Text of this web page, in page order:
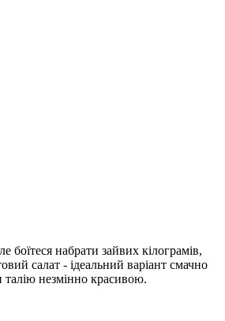
боїтеся набрати зайвих кілограмів,
салат - ідеальний варіант смачно
талію незмінно красивою.